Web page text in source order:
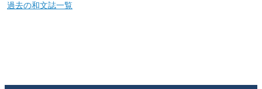
過去の和文誌一覧